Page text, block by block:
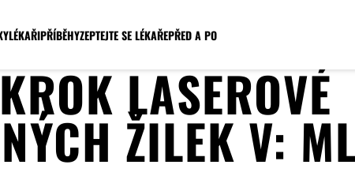
LÉKAŘIPŘÍBĚHYZEPTEJTE SE LÉKAŘEPŘED A PO
LASEROVÉ
ŽILEK V: